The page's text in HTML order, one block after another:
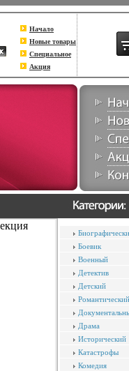
Начало
Новые товары
Специальное
Акция
Боевик
Военный
Детектив
Детский
Романтический
Драма
Исторический
Катастрофы
Комедия